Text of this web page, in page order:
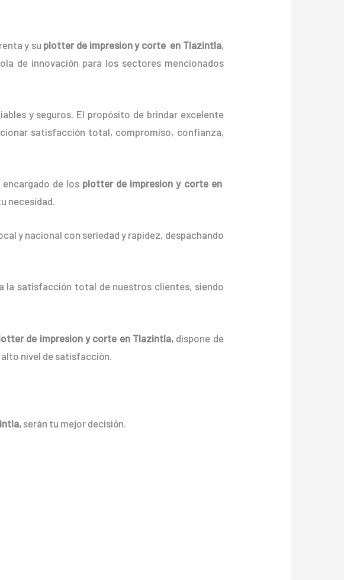
y su plotter de impresion y corte en Tlazintla,
de innovación para los sectores mencionados
y seguros. El propósito de brindar excelente
satisfacción total, compromiso, confianza,
de los plotter de impresion y corte en
necesidad.
y nacional con seriedad y rapidez, despachando
la satisfacción total de nuestros clientes, siendo
de impresion y corte en Tlazintla,dispone de
nivel de satisfacción.
, serán tu mejor decisión.